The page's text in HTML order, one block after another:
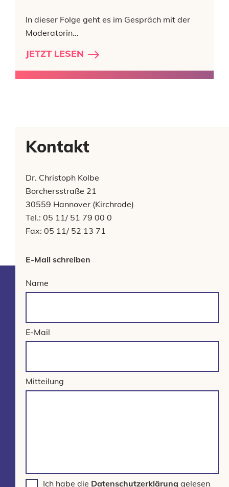
In dieser Folge geht es im Gespräch mit der
Moderatorin…
JETZT LESEN
Kontakt
Dr. Christoph Kolbe
Borchersstraße 21
30559 Hannover (Kirchrode)
Tel.: 05 11/ 51 79 00 0
Fax: 05 11/ 52 13 71
E-Mail schreiben
Name
E-Mail
Mitteilung
Ich habe die Datenschutzerklärung gelesen